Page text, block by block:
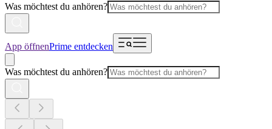
Was möchtest du anhören?
App öffnenPrime entdecken
Was möchtest du anhören?